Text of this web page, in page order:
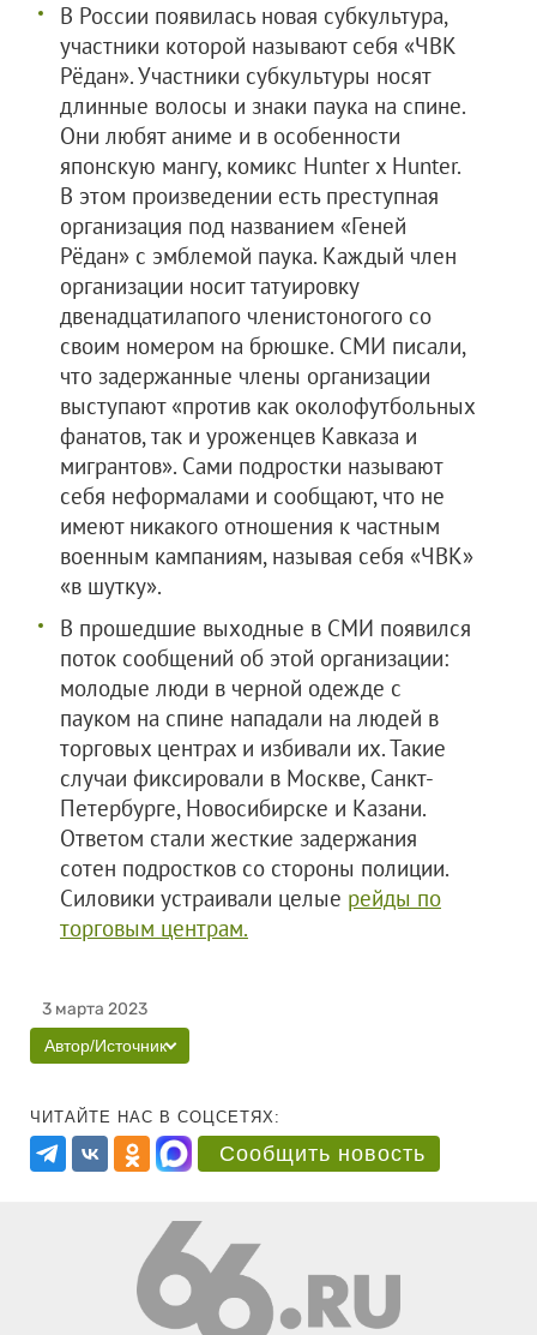
В России появилась новая субкультура,
участники которой называют себя «ЧВК
Рёдан». Участники субкультуры носят
длинные волосы и знаки паука на спине.
Они любят аниме и в особенности
японскую мангу, комикс Hunter x Hunter.
В этом произведении есть преступная
организация под названием «Геней
Рёдан» с эмблемой паука. Каждый член
организации носит татуировку
двенадцатилапого членистоногого со
своим номером на брюшке. СМИ писали,
что задержанные члены организации
выступают «против как околофутбольных
фанатов, так и уроженцев Кавказа и
мигрантов». Сами подростки называют
себя неформалами и сообщают, что не
имеют никакого отношения к частным
военным кампаниям, называя себя «ЧВК»
«в шутку».
В прошедшие выходные в СМИ появился
поток сообщений об этой организации:
молодые люди в черной одежде с
пауком на спине нападали на людей в
торговых центрах и избивали их. Такие
случаи фиксировали в Москве, Санкт-
Петербурге, Новосибирске и Казани.
Ответом стали жесткие задержания
сотен подростков со стороны полиции.
Силовики устраивали целые рейды по
торговым центрам.
3 марта 2023
Автор/Источник
ЧИТАЙТЕ НАС В СОЦСЕТЯХ:
Сообщить новость